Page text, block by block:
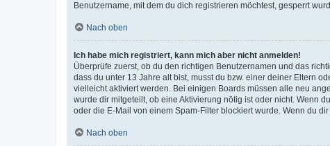
Benutzername, mit dem du dich registrieren möchtest, gesperrt
Nach oben
Ich habe mich registriert, kann mich aber nicht anmelden!
Überprüfe zuerst, ob du den richtigen Benutzernamen und das
dass du unter 13 Jahre alt bist, musst du bzw. einer deiner Eltern
vielleicht aktiviert werden. Bei einigen Boards müssen alle neu
wurde dir mitgeteilt, ob eine Aktivierung nötig ist oder nicht. Wenn
oder die E-Mail von einem Spam-Filter blockiert wurde. Wenn du
Nach oben